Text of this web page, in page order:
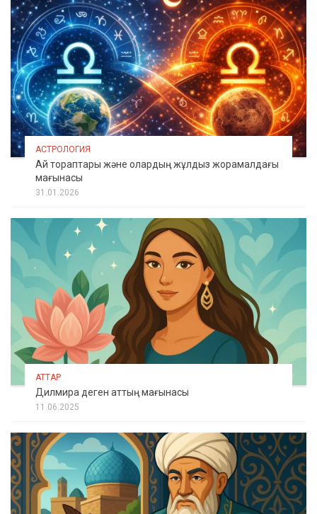
АСТРОЛОГИЯ
Ай тораптары және олардың жұлдыз жорамалдағы
мағынасы
31.01.2026
АТТАР
Дилмира деген аттың мағынасы
11.06.2025